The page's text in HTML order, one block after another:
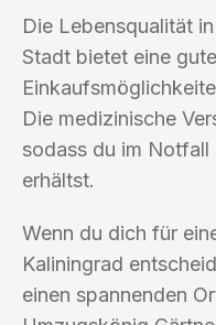
Die Lebensqualität
Stadt bietet eine
Die medizinische
sodass du im
erhältst.
Wenn du dich für
Kaliningrad
einen spannenden